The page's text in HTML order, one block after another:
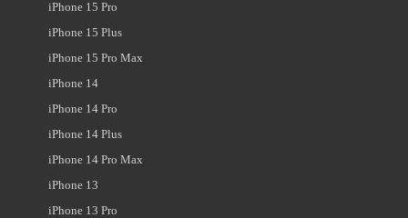
iPhone 15 Pro
iPhone 15 Plus
iPhone 15 Pro Max
iPhone 14
iPhone 14 Pro
iPhone 14 Plus
iPhone 14 Pro Max
iPhone 13
iPhone 13 Pro